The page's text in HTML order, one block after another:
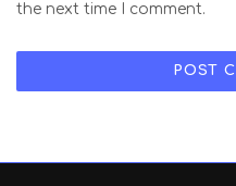
the next time I comment.